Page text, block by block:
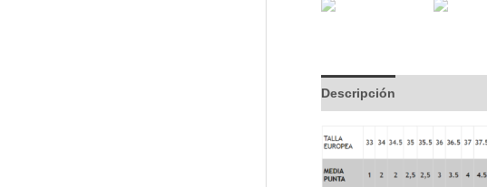
Descripción